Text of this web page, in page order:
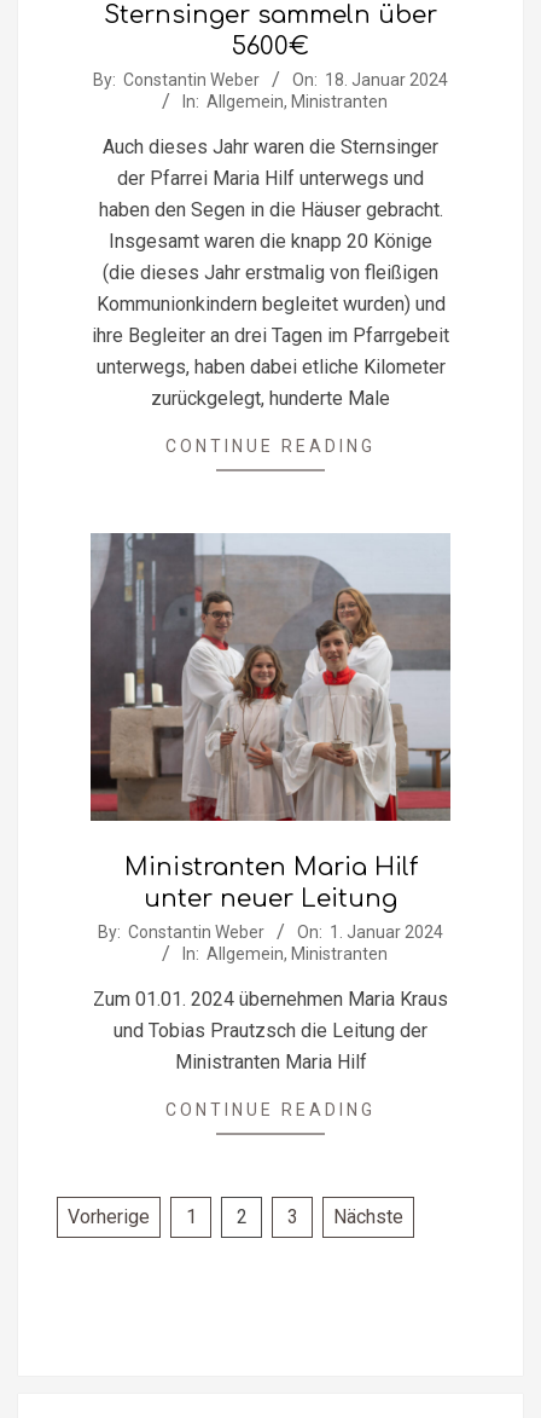
Sternsinger sammeln über
5600€
2024-
18
By: Constantin Weber On: 18. Januar 2024
In: Allgemein, Ministranten
Auch dieses Jahr waren die Sternsinger
der Pfarrei Maria Hilf unterwegs und
haben den Segen in die Häuser gebracht.
Insgesamt waren die knapp 20 Könige
(die dieses Jahr erstmalig von fleißigen
Kommunionkindern begleitet wurden) und
ihre Begleiter an drei Tagen im Pfarrgebeit
unterwegs, haben dabei etliche Kilometer
zurückgelegt, hunderte Male
CONTINUE READING
Ministranten Maria Hilf
unter neuer Leitung
2024-
01
By: Constantin Weber On: 1. Januar 2024
In: Allgemein, Ministranten
Zum 01.01. 2024 übernehmen Maria Kraus
und Tobias Prautzsch die Leitung der
Ministranten Maria Hilf
CONTINUE READING
Seitennummerierung
Vorherige 1 2 3 Nächste